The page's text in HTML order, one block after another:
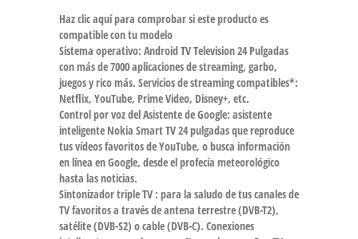
Haz clic aquí para comprobar si este producto es
compatible con tu modelo
Sistema operativo: Android TV Television 24 Pulgadas
con más de 7000 aplicaciones de streaming, garbo,
juegos y rico más. Servicios de streaming compatibles*:
Netflix, YouTube, Prime Video, Disney+, etc.
Control por voz del Asistente de Google: asistente
inteligente Nokia Smart TV 24 pulgadas que reproduce
tus vídeos favoritos de YouTube, o busca información
en línea en Google, desde el profecía meteorológico
hasta las noticias.
Sintonizador triple TV : para la saludo de tus canales de
TV favoritos a través de antena terrestre (DVB-T2),
satélite (DVB-S2) o cable (DVB-C). Conexiones